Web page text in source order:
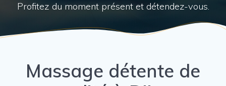
Profitez du moment présent et détendez-vous.
Massage détente de